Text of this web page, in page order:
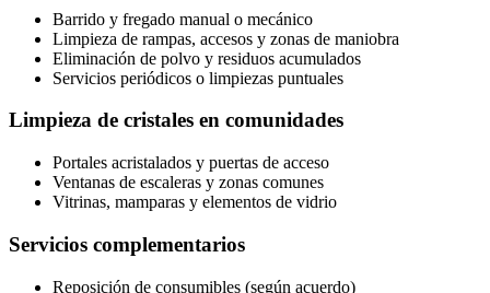
Barrido y fregado manual o mecánico
Limpieza de rampas, accesos y zonas de maniobra
Eliminación de polvo y residuos acumulados
Servicios periódicos o limpiezas puntuales
Limpieza de cristales en comunidades
Portales acristalados y puertas de acceso
Ventanas de escaleras y zonas comunes
Vitrinas, mamparas y elementos de vidrio
Servicios complementarios
Reposición de consumibles (según acuerdo)